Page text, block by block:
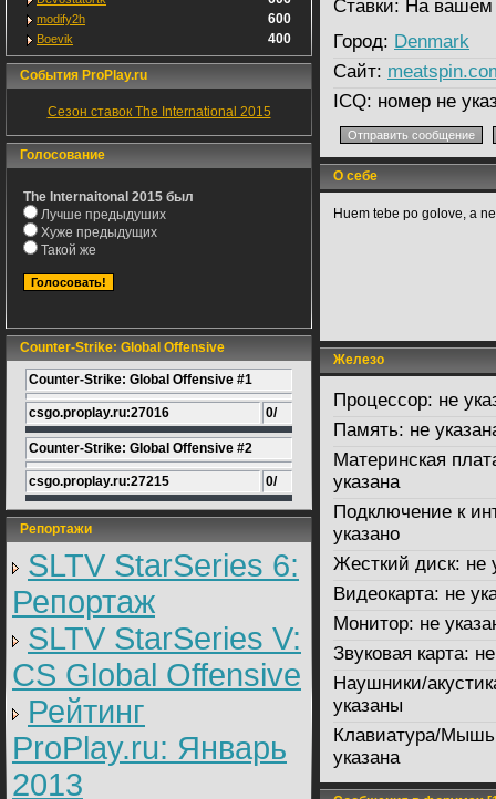
modify2h 600
Boevik 400
События ProPlay.ru
Сезон ставок The International 2015
Голосование
The Internaitonal 2015 был
Лучше предыдуших
Хуже предыдущих
Такой же
Counter-Strike: Global Offensive
Counter-Strike: Global Offensive #1
csgo.proplay.ru:27016 0/
Counter-Strike: Global Offensive #2
csgo.proplay.ru:27215 0/
Репортажи
SLTV StarSeries 6:
Репортаж
SLTV StarSeries V:
CS Global Offensive
Рейтинг
ProPlay.ru: Январь
2013
Ставки: На вашем
Город: Denmark
Сайт:
ICQ: номер не
О себе
Huem tebe po golove, a
Железо
Процессор: не
Память: не
Материнская
указана
Подключение к
указано
Жесткий диск: не
Видеокарта: не
Монитор: не
Звуковая карта:
Наушники/
указаны
Клавиатура/
указана